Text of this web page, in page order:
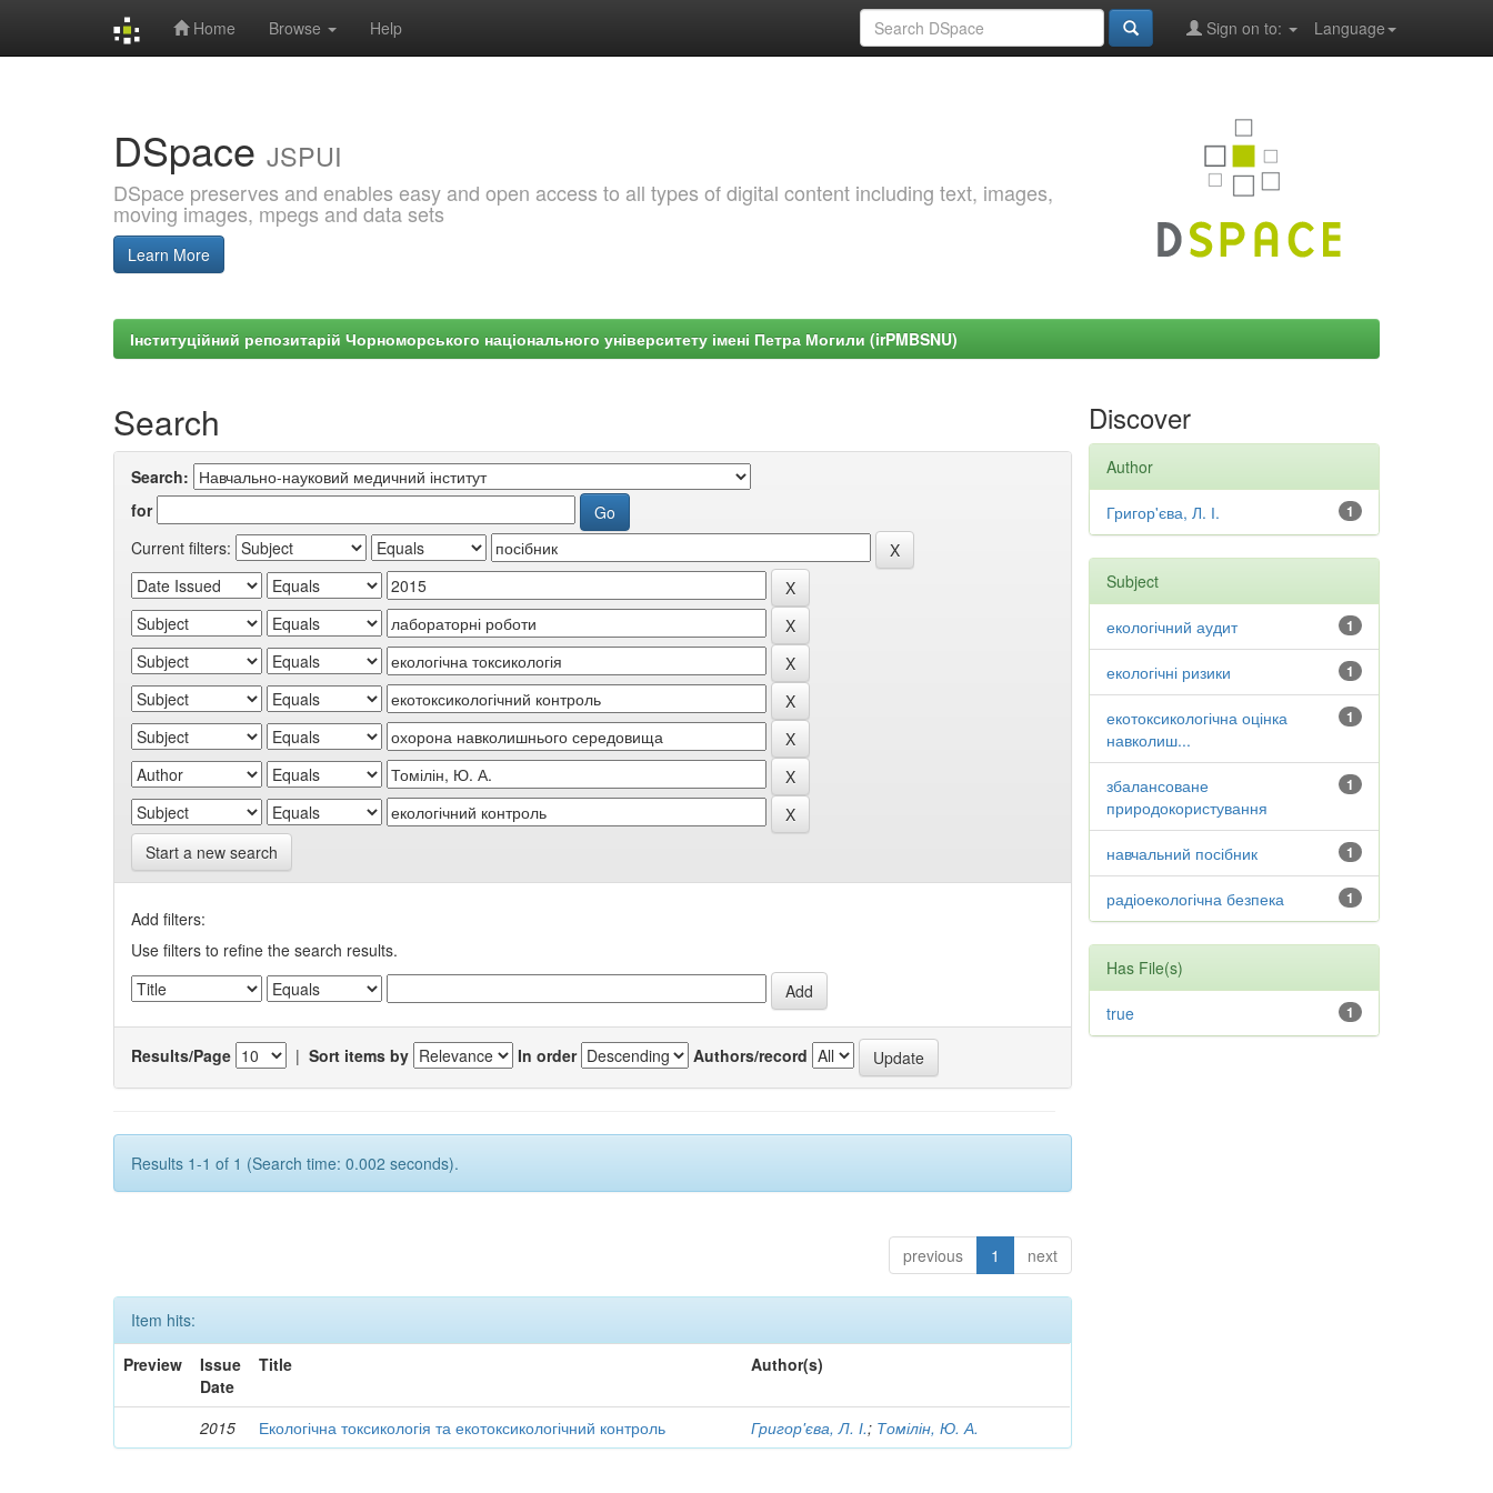
Home Browse Help Language
Sign on to:
DSpace JSPUI
DSpace preserves and enables easy and open access to all types of digital content including text, images,
moving images, mpegs and data sets
Learn More
Інституційний репозитарій Чорноморського національного університету імені Петра Могили (irPMBSNU)
Search
Search:
for
Current filters:
Start a new search
Add filters:
Use filters to refine the search results.
Results/Page | Sort items by In order Authors/record
Results 1-1 of 1 (Search time: 0.002 seconds).
previous 1 next
Item hits:
Preview
Issue
Date
Title Author(s)
2015 Екологічна токсикологія та екотоксикологічний контроль Григор'єва, Л. І.; Томілін, Ю. А.
Discover
Author
1
Григор'єва, Л. І.
Subject
1
екологічний аудит
1
екологічні ризики
1
екотоксикологічна оцінка
навколиш...
1
збалансоване
природокористування
1
навчальний посібник
1
радіоекологічна безпека
Has File(s)
1
true